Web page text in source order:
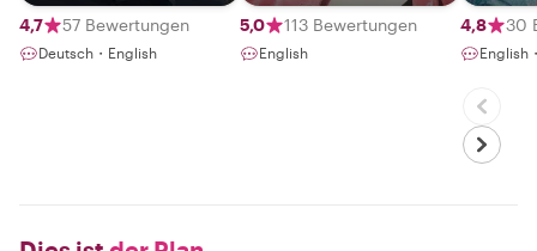
4,7 57 Bewertungen
Deutsch・English
5,0 113 Bewertungen
English
4,8 30
English